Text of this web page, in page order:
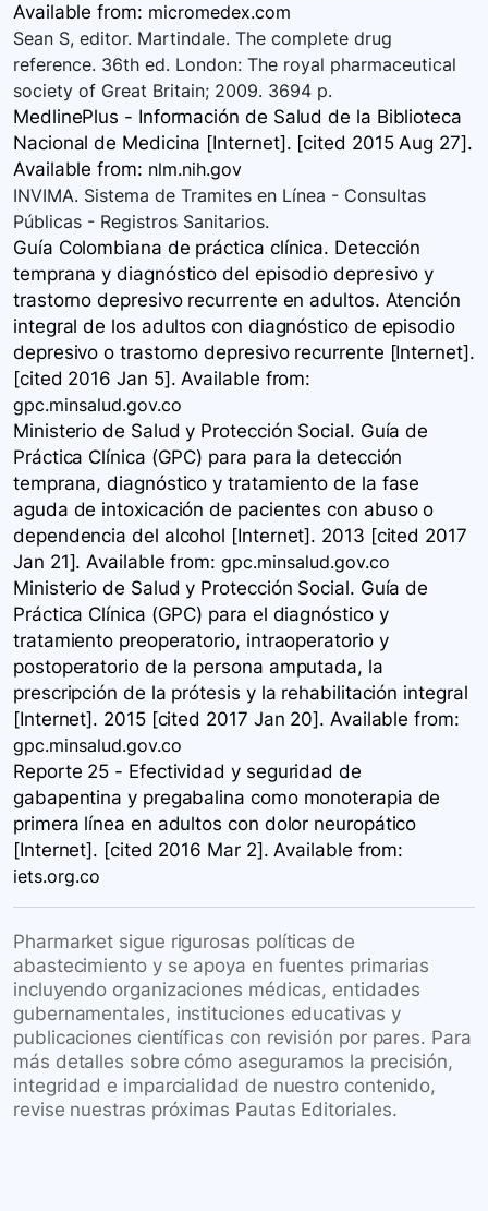
Available from: micromedex.com
Sean S, editor. Martindale. The complete drug
reference. 36th ed. London: The royal pharmaceutical
society of Great Britain; 2009. 3694 p.
MedlinePlus - Información de Salud de la Biblioteca
Nacional de Medicina [Internet]. [cited 2015 Aug 27].
Available from: nlm.nih.gov
INVIMA. Sistema de Tramites en Línea - Consultas
Públicas - Registros Sanitarios.
Guía Colombiana de práctica clínica. Detección
temprana y diagnóstico del episodio depresivo y
trastorno depresivo recurrente en adultos. Atención
integral de los adultos con diagnóstico de episodio
depresivo o trastorno depresivo recurrente [Internet].
[cited 2016 Jan 5]. Available from:
gpc.minsalud.gov.co
Ministerio de Salud y Protección Social. Guía de
Práctica Clínica (GPC) para para la detección
temprana, diagnóstico y tratamiento de la fase
aguda de intoxicación de pacientes con abuso o
dependencia del alcohol [Internet]. 2013 [cited 2017
Jan 21]. Available from:gpc.minsalud.gov.co
Ministerio de Salud y Protección Social. Guía de
Práctica Clínica ​(GPC) para el diagnóstico y
tratamiento preoperatorio, intraoperatorio y
postoperatorio de la persona amputada, la
prescripción de la prótesis y la rehabilitación integral
[Internet]. 2015 [cited 2017 Jan 20]. Available from:
gpc.minsalud.gov.co
Reporte 25 - Efectividad y seguridad de
gabapentina y pregabalina como monoterapia de
primera línea en adultos con dolor neuropático
[Internet]. [cited 2016 Mar 2]. Available from:
iets.org.co
Pharmarket sigue rigurosas políticas de
abastecimiento y se apoya en fuentes primarias
incluyendo organizaciones médicas, entidades
gubernamentales, instituciones educativas y
publicaciones científicas con revisión por pares. Para
más detalles sobre cómo aseguramos la precisión,
integridad e imparcialidad de nuestro contenido,
revise nuestras próximas Pautas Editoriales.